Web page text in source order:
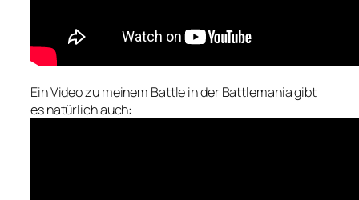
Ein Video zu meinem Battle in der Battlemania gibt
es natürlich auch: